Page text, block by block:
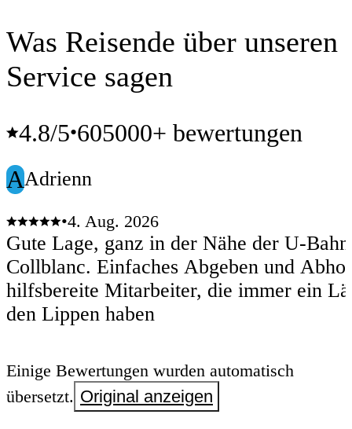
Was Reisende über unseren
Service sagen
4.8/5•605000+ bewertungen
AAdrienn
•4. Aug. 2026
Gute Lage, ganz in der Nähe der U-
Collblanc. Einfaches Abgeben und
hilfsbereite Mitarbeiter, die immer ein
den Lippen haben
Einige Bewertungen wurden automatisch
übersetzt. Original anzeigen